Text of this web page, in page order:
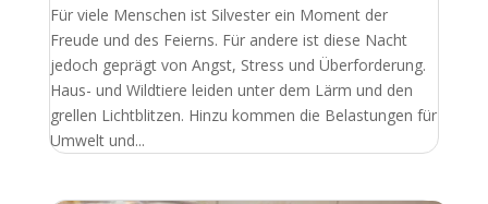
Für viele Menschen ist Silvester ein Moment der
Freude und des Feierns. Für andere ist diese Nacht
jedoch geprägt von Angst, Stress und Überforderung.
Haus- und Wildtiere leiden unter dem Lärm und den
grellen Lichtblitzen. Hinzu kommen die Belastungen für
Umwelt und...